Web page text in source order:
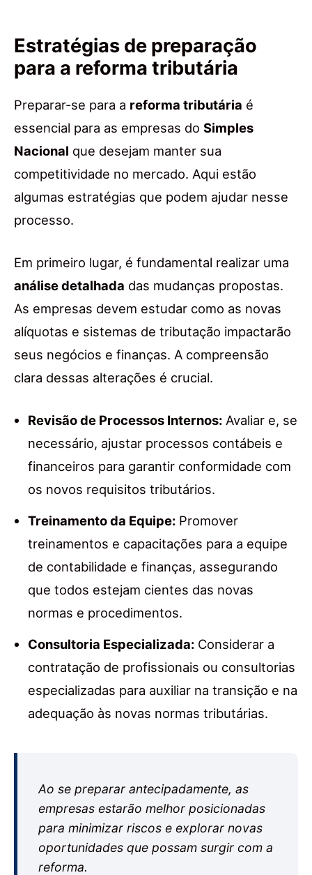
Estratégias de preparação
para a reforma tributária
Preparar-se para a reforma tributária é
essencial para as empresas do Simples
Nacional que desejam manter sua
competitividade no mercado. Aqui estão
algumas estratégias que podem ajudar nesse
processo.
Em primeiro lugar, é fundamental realizar uma
análise detalhada das mudanças propostas.
As empresas devem estudar como as novas
alíquotas e sistemas de tributação impactarão
seus negócios e finanças. A compreensão
clara dessas alterações é crucial.
Revisão de Processos Internos: Avaliar e, se
necessário, ajustar processos contábeis e
financeiros para garantir conformidade com
os novos requisitos tributários.
Treinamento da Equipe: Promover
treinamentos e capacitações para a equipe
de contabilidade e finanças, assegurando
que todos estejam cientes das novas
normas e procedimentos.
Consultoria Especializada: Considerar a
contratação de profissionais ou consultorias
especializadas para auxiliar na transição e na
adequação às novas normas tributárias.
Ao se preparar antecipadamente, as
empresas estarão melhor posicionadas
para minimizar riscos e explorar novas
oportunidades que possam surgir com a
reforma.